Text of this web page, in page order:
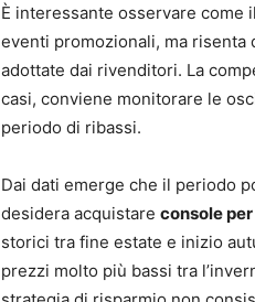
È interessante osservare come il
eventi promozionali, ma
adottate dai rivenditori. La
casi, conviene monitorare le
periodo di ribassi.
Dai dati emerge che il periodo
desidera acquistare console
storici tra fine estate e inizio
prezzi molto più bassi tra